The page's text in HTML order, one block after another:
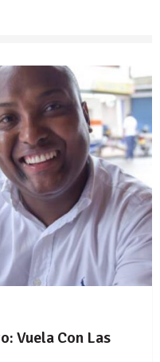
Vuela Con Las